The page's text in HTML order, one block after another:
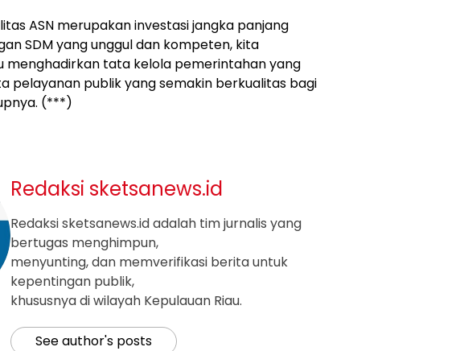
ASN merupakan investasi jangka panjang
SDM yang unggul dan kompeten, kita
menghadirkan tata kelola pemerintahan yang
pelayanan publik yang semakin berkualitas bagi
(***)
Redaksi sketsanews.id
Redaksi sketsanews.id adalah tim jurnalis yang
bertugas menghimpun,
menyunting, dan memverifikasi berita untuk
kepentingan publik,
khususnya di wilayah Kepulauan Riau.
See author's posts